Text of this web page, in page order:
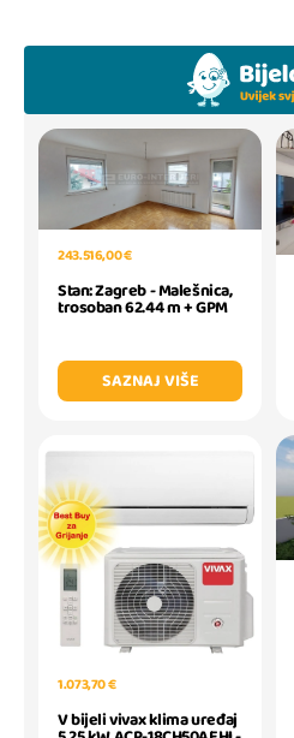
243.516,00 €
Stan: Zagreb - Malešnica,
trosoban 62.44 m + GPM
SAZNAJ VIŠE
1.073,70 €
V bijeli vivax klima uređaj